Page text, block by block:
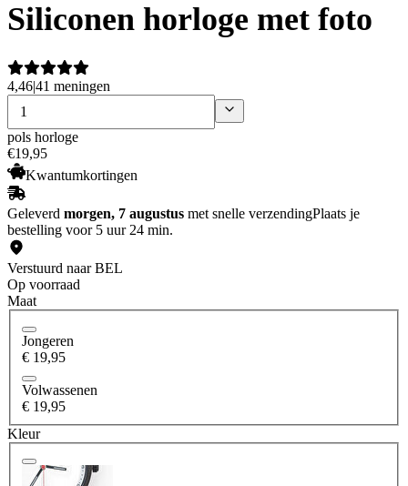
Siliconen horloge met foto
4,46|41 meningen
pols horloge
€19,95
Kwantumkortingen
Geleverd morgen, 7 augustus met snelle verzendingPlaats je
bestelling voor 5 uur 24 min.
Verstuurd naar BEL
Op voorraad
Maat
Jongeren
€ 19,95
Volwassenen
€ 19,95
Kleur